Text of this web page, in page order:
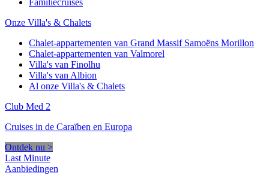
Familiecruises
Onze Villa's & Chalets
Chalet-appartementen van Grand Massif Samoëns Morillon
Chalet-appartementen van Valmorel
Villa's van Finolhu
Villa's van Albion
Al onze Villa's & Chalets
Club Med 2
Cruises in de Caraïben en Europa
Ontdek nu >
Last Minute
Aanbiedingen